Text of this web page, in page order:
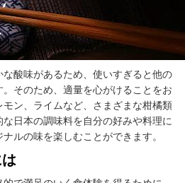
酸味があるため、使いすぎると他の
そのため、適量を心がけることをお
ン、ライムなど、さまざまな柑橘類
日本の調味料を自分の好みや料理に
ルの味を楽しむことができます。